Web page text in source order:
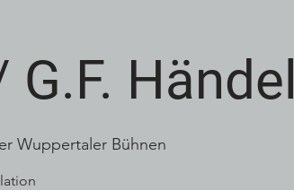
Händel
Wuppertaler Bühnen